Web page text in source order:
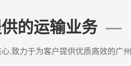
的运输业务
.致力于为客户提供优质高效的广